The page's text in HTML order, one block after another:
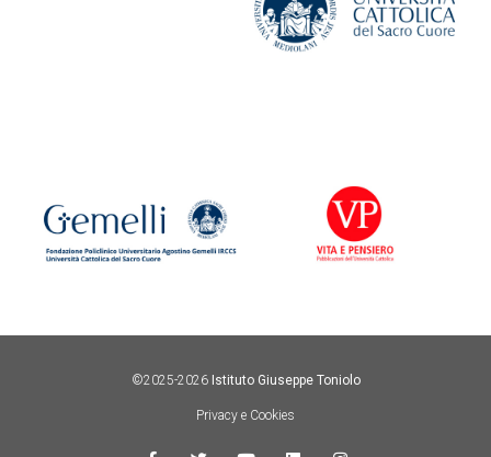
©2025-2026 Istituto Giuseppe Toniolo
Privacy e Cookies